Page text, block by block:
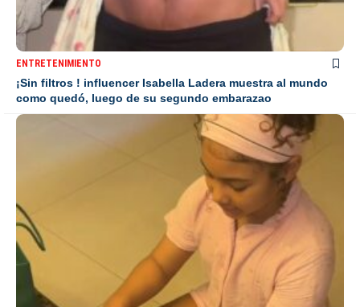
ENTRETENIMIENTO
¡Sin filtros ! influencer Isabella Ladera muestra al mundo
como quedó, luego de su segundo embarazao